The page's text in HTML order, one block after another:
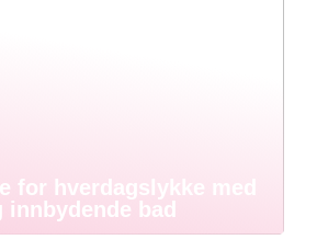
for hverdagslykke med
bad